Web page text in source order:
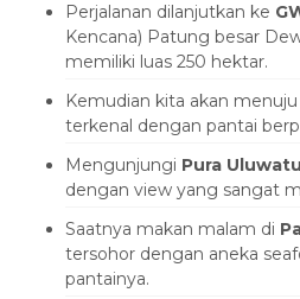
Perjalanan dilanjutkan ke
Kencana) Patung besar
memiliki luas 250 hektar.
Kemudian kita akan menuju
terkenal dengan pantai
Mengunjungi Pura Uluwatu
dengan view yang sangat
Saatnya makan malam di
tersohor dengan aneka
pantainya.